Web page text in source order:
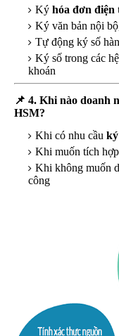
Ký hóa đơn điện
Ký văn bản nội
Tự động ký số
Ký số trong các
khoán
📌 4. Khi nào doanh
HSM?
Khi có nhu cầu
Khi muốn tích
Khi không muốn
công